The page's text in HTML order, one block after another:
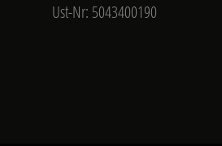
Ust-Nr: 5043400190